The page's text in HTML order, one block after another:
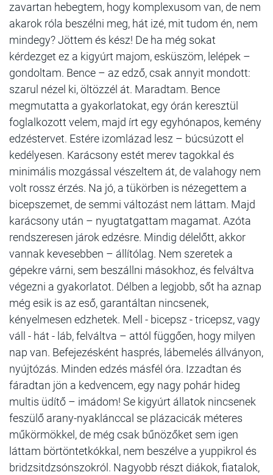
zavartan hebegtem, hogy komplexusom van, de nem
akarok róla beszélni meg, hát izé, mit tudom én, nem
mindegy? Jöttem és kész! De ha még sokat
kérdezget ez a kigyúrt majom, esküszöm, lelépek –
gondoltam. Bence – az edző, csak annyit mondott:
szarul nézel ki, öltözzél át. Maradtam. Bence
megmutatta a gyakorlatokat, egy órán keresztül
foglalkozott velem, majd írt egy egyhónapos, kemény
edzéstervet. Estére izomlázad lesz – búcsúzott el
kedélyesen. Karácsony estét merev tagokkal és
minimális mozgással vészeltem át, de valahogy nem
volt rossz érzés. Na jó, a tükörben is nézegettem a
bicepszemet, de semmi változást nem láttam. Majd
karácsony után – nyugtatgattam magamat. Azóta
rendszeresen járok edzésre. Mindig délelőtt, akkor
vannak kevesebben – állítólag. Nem szeretek a
gépekre várni, sem beszállni másokhoz, és felváltva
végezni a gyakorlatot. Délben a legjobb, sőt ha aznap
még esik is az eső, garantáltan nincsenek,
kényelmesen edzhetek. Mell - bicepsz - tricepsz, vagy
váll - hát - láb, felváltva – attól függően, hogy milyen
nap van. Befejezésként hasprés, lábemelés állványon,
nyújtózás. Minden edzés másfél óra. Izzadtan és
fáradtan jön a kedvencem, egy nagy pohár hideg
multis üdítő – imádom! Se kigyúrt állatok nincsenek
feszülő arany-nyaklánccal se plázacicák méteres
műkörmökkel, de még csak bűnözőket sem igen
láttam börtöntetkókkal, nem beszélve a yuppikrol és
bridzsitdzsónszokról. Nagyobb részt diákok, fiatalok,